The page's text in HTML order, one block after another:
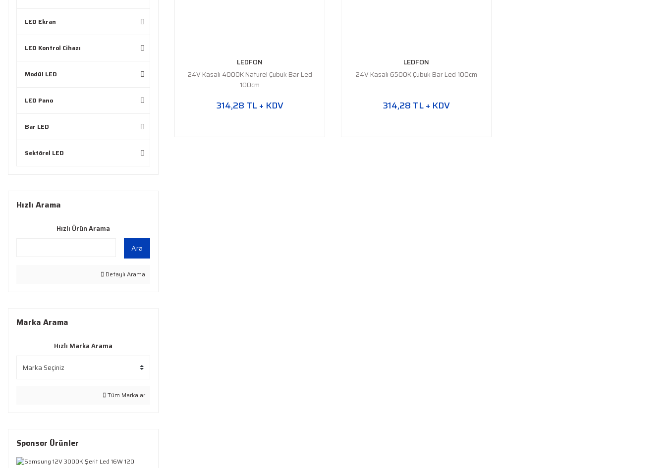
LED Ekran
LED Kontrol Cihazı
Modül LED
LED Pano
Bar LED
Sektörel LED
Hızlı Arama
Hızlı Ürün Arama
Ara
Detaylı Arama
Marka Arama
Hızlı Marka Arama
Tüm Markalar
Sponsor Ürünler
LEDFON
24V Kasalı 4000K Naturel Çubuk Bar Led
100cm
314,28 TL + KDV
LEDFON
24V Kasalı 6500K Çubuk Bar Led 100cm
314,28 TL + KDV